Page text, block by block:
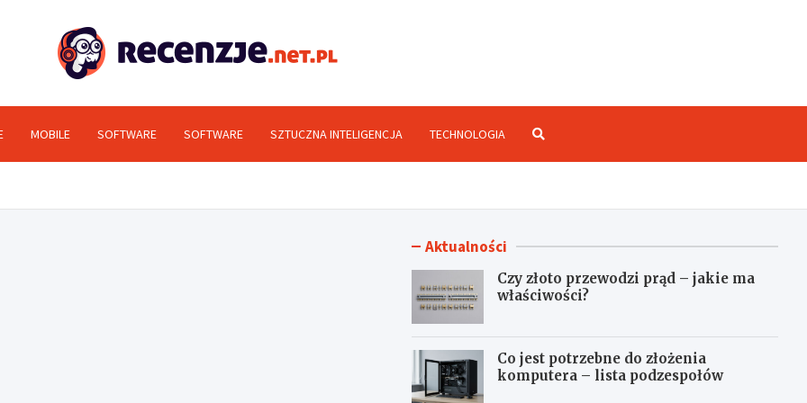
MOBILE SOFTWARE SOFTWARE SZTUCZNA INTELIGENCJA TECHNOLOGIA
Aktualności
Czy złoto przewodzi prąd – jakie ma
właściwości?
Co jest potrzebne do złożenia
komputera – lista podzespołów